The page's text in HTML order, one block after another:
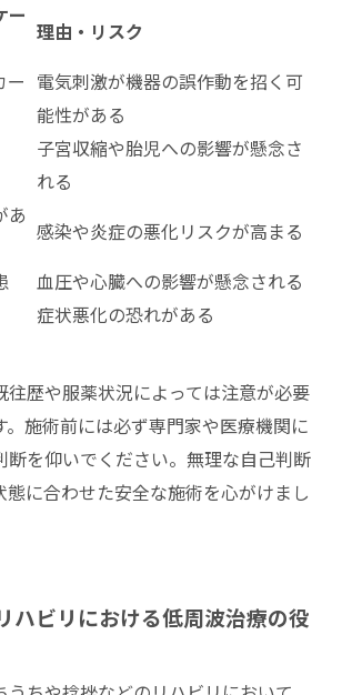
ー
理由・リスク
ー 電気刺激が機器の誤作動を招く可
能性がある
子宮収縮や胎児への影響が懸念さ
れる
あ
感染や炎症の悪化リスクが高まる
血圧や心臓への影響が懸念される
症状悪化の恐れがある
往歴や服薬状況によっては注意が必要
。施術前には必ず専門家や医療機関に
断を仰いでください。無理な自己判断
態に合わせた安全な施術を心がけまし
ハビリにおける低周波治療の役